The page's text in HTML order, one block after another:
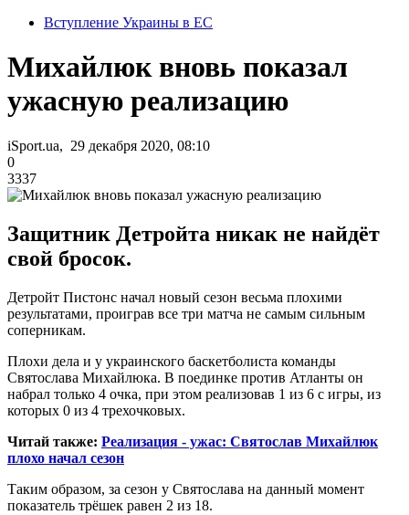
Вступление Украины в ЕС
Михайлюк вновь показал
ужасную реализацию
iSport.ua, 29 декабря 2020, 08:10
0
3337
Защитник Детройта никак не найдёт
свой бросок.
Детройт Пистонс начал новый сезон весьма плохими
результатами, проиграв все три матча не самым сильным
соперникам.
Плохи дела и у украинского баскетболиста команды
Святослава Михайлюка. В поединке против Атланты он
набрал только 4 очка, при этом реализовав 1 из 6 с игры, из
которых 0 из 4 трехочковых.
Читай также: Реализация - ужас: Святослав Михайлюк
плохо начал сезон
Таким образом, за сезон у Святослава на данный момент
показатель трёшек равен 2 из 18.